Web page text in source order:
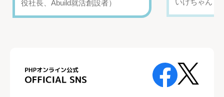
役社長、Abuild就活創設者）